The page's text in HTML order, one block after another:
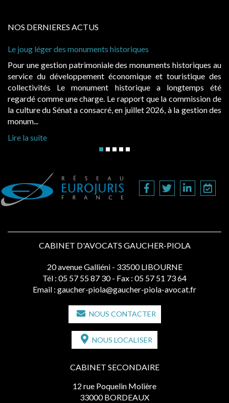
NOS DERNIERES ACTUS
Le joug léger des monuments historiques
Pour une gestion patrimoniale des monuments historiques au
service du développement économique et touristique des
collectivités Le monument historique a longtemps été
regardé comme une charge. Le rapport que la commission de
la culture du Sénat a consacré, en juillet 2026, à la gestion des
monum...
Lire la suite
CABINET D'AVOCATS GAUCHER-PIOLA
20 avenue Galliéni - 33500 LIBOURNE
Tél : 05 57 55 87 30 - Fax : 05 57 51 73 64
Email : gaucher-piola@gaucher-piola-avocat.fr
NOUS CONTACTER
NOUS LOCALISER
CABINET SECONDAIRE
12 rue Poquelin Molière
33000 BORDEAUX